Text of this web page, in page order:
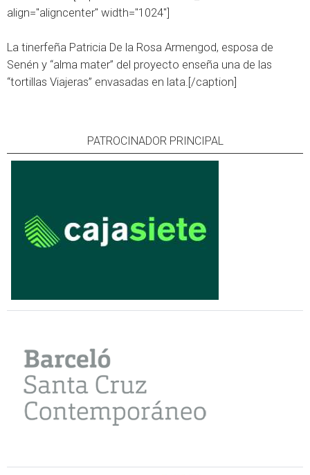
align="aligncenter" width="1024"]
La tinerfeña Patricia De la Rosa Armengod, esposa de
Senén y “alma mater” del proyecto enseña una de las
“tortillas Viajeras” envasadas en lata.[/caption]
PATROCINADOR PRINCIPAL